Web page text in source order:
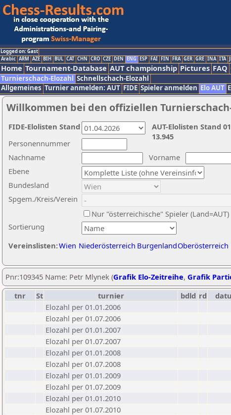
Logged on: Gast
Arabic ARM AZE BIH BUL CAT CHN CRO CZE DEN ENG ESP FAI FIN FRA GER GRE INA ITA
Home Tournament-Database AUT championship Pictures FAQ
Turnierschach-Elozahl Schnellschach-Elozahl
Allgemeines Turnier anmelden: AUT FIDE Spieler anmelden Elo AUT
Willkommen bei den offiziellen
Nachname
Vorname
Ebene
Sortierung
Personennummer
Bundesland
Spgem./Kreis/Verein
Nur "österreichische" Spieler (Land=AUT)
Vereinslisten:Wien Niederösterreich BurgenlandOberösterreich
AUT-Elolisten Stand
13.945
FIDE-Elolisten Stand
Pnr:109345 Name: Petr Mlynek (Grafik Elo-Zeitreihe, Grafik
tnr
St turnier bdld rd
Elozahl per 01.01.2006
Elozahl per 01.07.2006
Elozahl per 01.01.2007
Elozahl per 01.07.2007
Elozahl per 01.01.2008
Elozahl per 01.07.2008
Elozahl per 01.01.2009
Elozahl per 01.07.2009
Elozahl per 01.01.2010
Elozahl per 01.07.2010